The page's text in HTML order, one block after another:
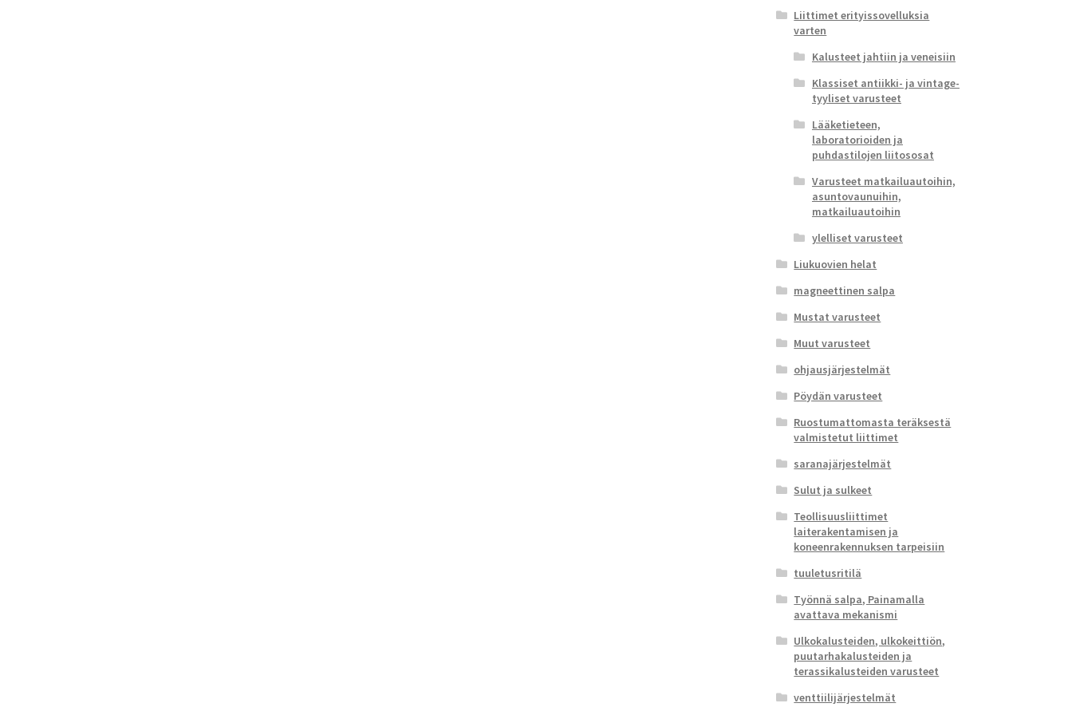
Liittimet erityissovelluksia
varten
Kalusteet jahtiin ja veneisiin
Klassiset antiikki- ja vintage-
tyyliset varusteet
Lääketieteen,
laboratorioiden ja
puhdastilojen liitososat
Varusteet matkailuautoihin,
asuntovaunuihin,
matkailuautoihin
ylelliset varusteet
Liukuovien helat
magneettinen salpa
Mustat varusteet
Muut varusteet
ohjausjärjestelmät
Pöydän varusteet
Ruostumattomasta teräksestä
valmistetut liittimet
saranajärjestelmät
Sulut ja sulkeet
Teollisuusliittimet
laiterakentamisen ja
koneenrakennuksen tarpeisiin
tuuletusritilä
Työnnä salpa, Painamalla
avattava mekanismi
Ulkokalusteiden, ulkokeittiön,
puutarhakalusteiden ja
terassikalusteiden varusteet
venttiilijärjestelmät